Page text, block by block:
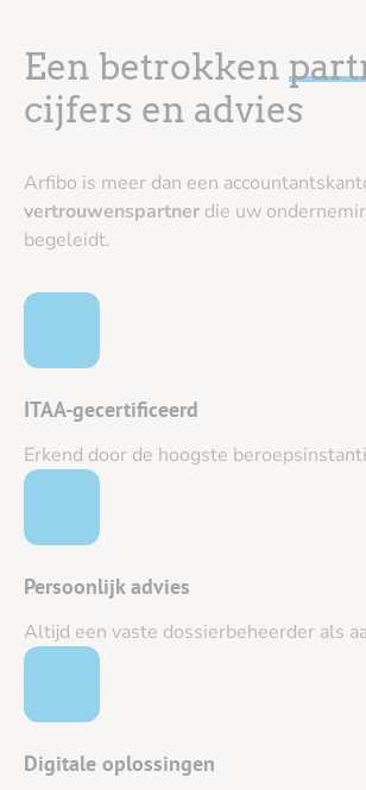
Een betrokken
cijfers en advies
Arfibo is meer dan een
vertrouwenspartner die uw
begeleidt.
ITAA-gecertificeerd
Erkend door de hoogste
Persoonlijk advies
Altijd een vaste dossierbeheerder als
Digitale oplossingen